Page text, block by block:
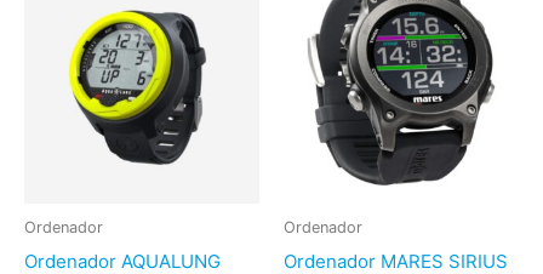
Ordenador
Ordenador AQUALUNG
producto
múltiples
variantes.
opciones
pueden
elegir
Ordenador
Ordenador MARES SIRIUS